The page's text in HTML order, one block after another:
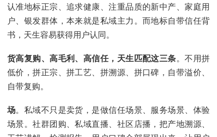
认准地标正宗、追求健康、注重品质的新中产、家庭用
户、银发群体，本来就是私域主力。而地标自带信任背
书，天生容易获得用户认同。
货高复购、高毛利、高信任，天生匹配这三条。不用拼
低价，拼正宗、拼工艺、拼溯源、拼口碑，自带溢价、
自带复购。
场。私域不只是卖货，是做信任场景、服务场景、体验
场景。社群团购、私域直播、社区店播，把产地溯源、